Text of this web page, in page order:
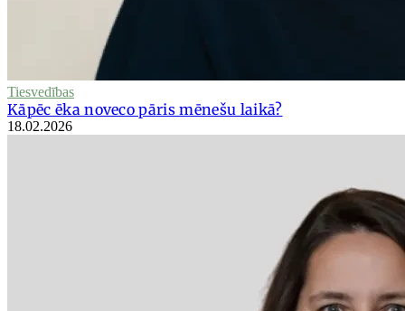
Tiesvedības
Kāpēc ēka noveco pāris mēnešu laikā?
18.02.2026